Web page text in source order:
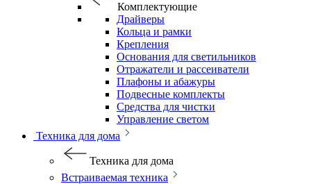
Комплектующие
Драйверы
Кольца и рамки
Крепления
Основания для светильников
Отражатели и рассеиватели
Плафоны и абажуры
Подвесные комплекты
Средства для чистки
Управление светом
Техника для дома
Техника для дома
Встраиваемая техника